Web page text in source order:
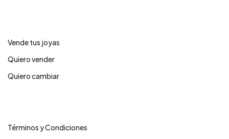
Vende tus joyas
Quiero vender
Quiero cambiar
Términos y Condiciones